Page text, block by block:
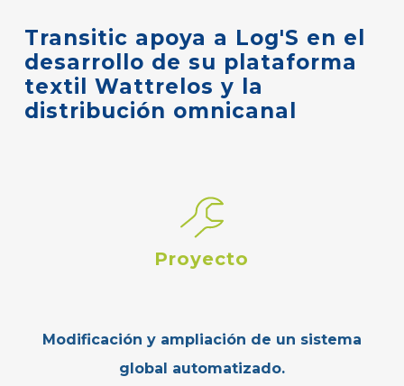
Transitic apoya a Log'S en el
desarrollo de su plataforma
textil
Wattrelos y
la
distribución omnicanal
Proyecto
Modificación y ampliación de un sistema
global automatizado.